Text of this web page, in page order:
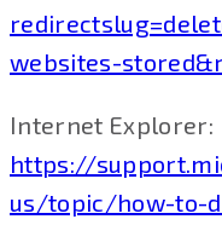
websites-
Internet Explorer:
https://
us/topic/how-to-